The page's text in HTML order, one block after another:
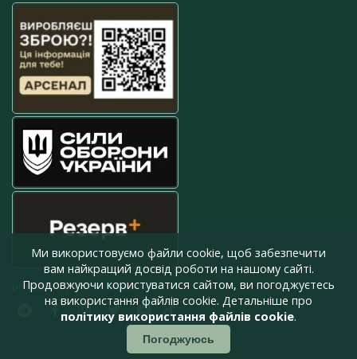
press@armyinform.com.ua
Ми використовуємо файли cookie, щоб забезпечити
вам найкращий досвід роботи на нашому сайті.
Продовжуючи користуватися сайтом, ви погоджуєтесь
на використання файлів cookie. Детальніше про
політику використання файлів cookie.
Погоджуюсь